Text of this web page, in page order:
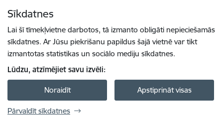
Sīkdatnes
Lai šī tīmekļvietne darbotos, tā izmanto obligāti nepieciešamās
sīkdatnes. Ar Jūsu piekrišanu papildus šajā vietnē var tikt
izmantotas statistikas un sociālo mediju sīkdatnes.
Lūdzu, atzīmējiet savu izvēli:
Noraidīt Apstiprināt visas
Pārvaldīt sīkdatnes